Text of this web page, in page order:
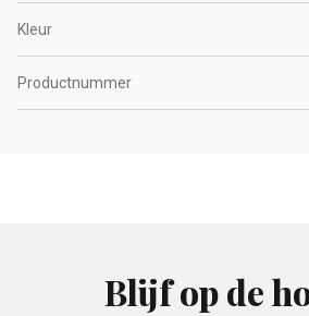
Kleur
Productnummer
Blijf op de